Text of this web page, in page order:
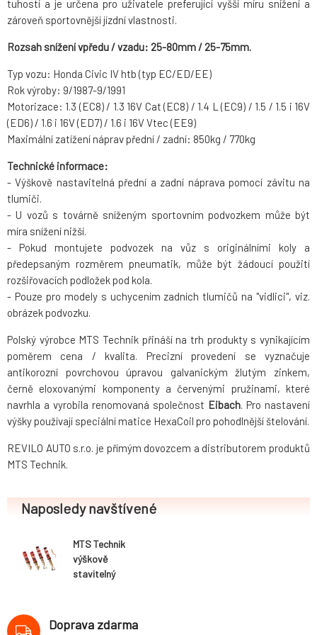
tuhostí a je určena pro uživatele preferující vyšší míru snížení a
zároveň sportovnější jízdní vlastnosti.
Rozsah snížení vpředu / vzadu: 25-80mm / 25-75mm.
Typ vozu: Honda Civic IV htb (typ EC/ED/EE)
Rok výroby: 9/1987-9/1991
Motorizace: 1.3 (EC8) / 1.3 16V Cat (EC8) / 1.4 L (EC9) / 1.5 / 1.5 i 16V
(ED6) / 1.6 i 16V (ED7) / 1.6 i 16V Vtec (EE9)
Maximální zatížení náprav přední / zadní: 850kg / 770kg
Technické informace:
- Výškově nastavitelná přední a zadní náprava pomocí závitu na
tlumiči.
- U vozů s továrně sníženým sportovním podvozkem může být
míra snížení nižší.
- Pokud montujete podvozek na vůz s originálními koly a
předepsaným rozměrem pneumatik, může být žádoucí použití
rozšiřovacích podložek pod kola.
- Pouze pro modely s uchycením zadních tlumičů na "vidlici", viz.
obrázek podvozku.
Polský výrobce MTS Technik přináší na trh produkty s vynikajícím
poměrem cena / kvalita. Precizní provedení se vyznačuje
antikorozní povrchovou úpravou galvanickým žlutým zinkem,
černě eloxovanými komponenty a červenými pružinami, které
navrhla a vyrobila renomovaná společnost Eibach. Pro nastavení
výšky používají speciální matice HexaCoil pro pohodlnější štelování.
REVILO AUTO s.r.o. je přímým dovozcem a distributorem produktů
MTS Technik.
Naposledy navštívené
MTS Technik
výškově
stavitelný
Honda Civic IV
Doprava zdarma